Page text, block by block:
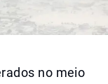
no meio